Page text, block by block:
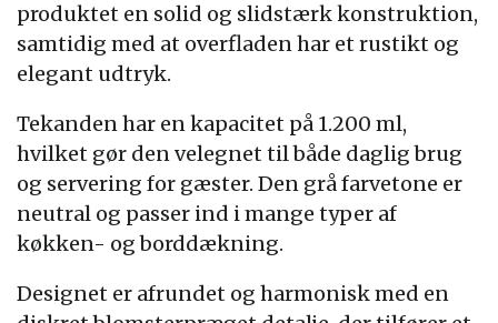
produktet en solid og slidstærk konstruktion,
samtidig med at overfladen har et rustikt og
elegant udtryk.
Tekanden har en kapacitet på 1.200 ml,
hvilket gør den velegnet til både daglig brug
og servering for gæster. Den grå farvetone er
neutral og passer ind i mange typer af
køkken- og borddækning.
Designet er afrundet og harmonisk med en